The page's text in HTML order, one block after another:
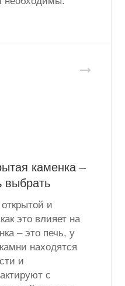
каменка –
выбрать
и
это влияет на
– это печь, у
находятся
и
с